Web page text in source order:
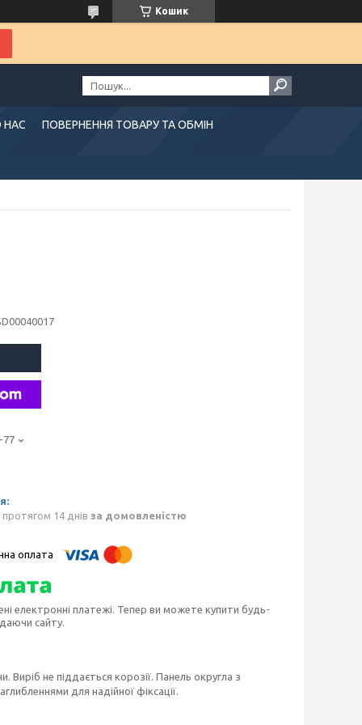
Кошик
НАС ПОВЕРНЕННЯ ТОВАРУ ТА ОБМІН
77
14 днів за домовленістю
електронні платежі. Тепер ви можете купити будь-
сайту.
Виріб не піддається корозії. Панель округла з
для надійної фіксації.